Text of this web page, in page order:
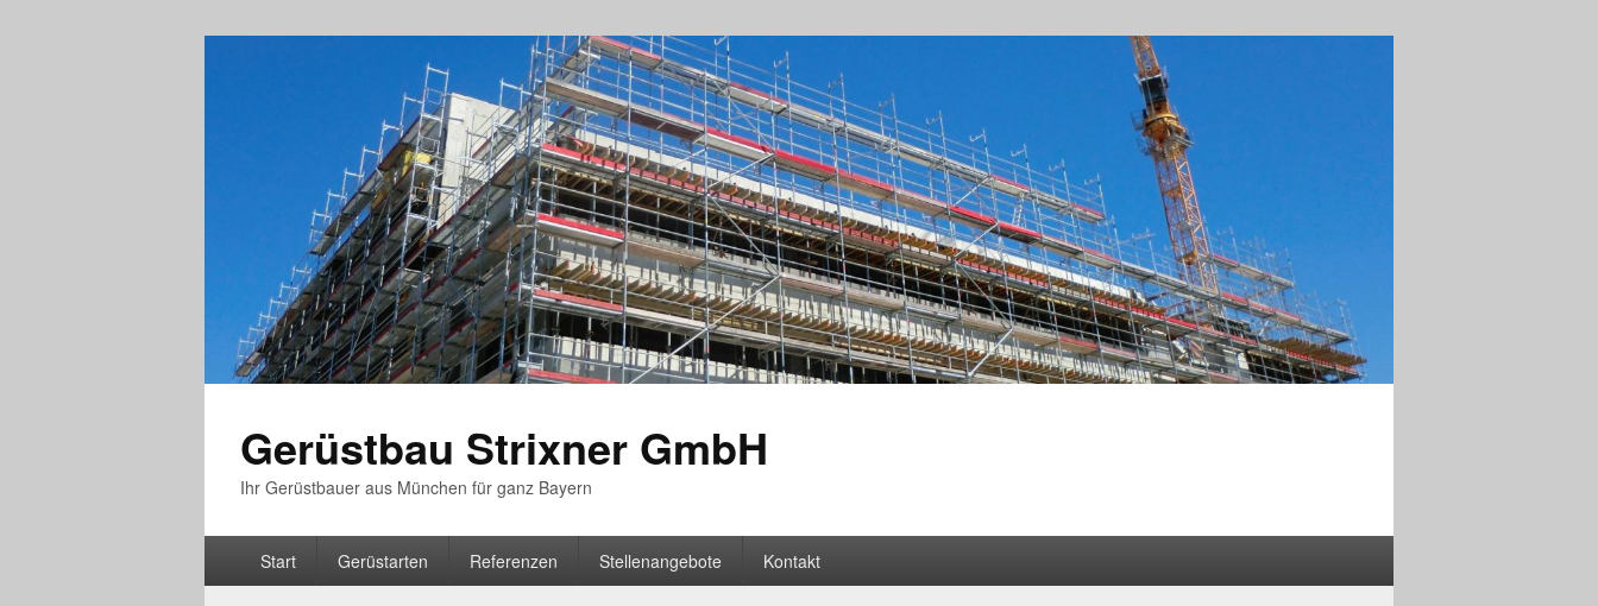
Gerüstbau Strixner GmbH
Ihr Gerüstbauer aus München für ganz Bayern
Start Gerüstarten Referenzen Stellenangebote Kontakt